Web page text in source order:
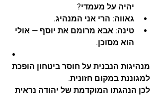
יהיה על מעמדי?
גאווה: הרי אני המנהיג.
טינה: אבא מרומם את יוסף — אולי
הוא מסוכן.
מנהיגות הנבנית על חוסר ביטחון הופכת
למגוננת במקום חזונית.
לכן הנהגתו המוקדמת של יהודה נראית